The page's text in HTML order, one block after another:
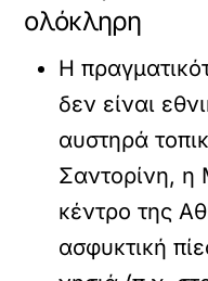
ολόκληρη
Η
δεν είναι
αυστηρά
Σαντορίνη, η
κέντρο της
ασφυκτική